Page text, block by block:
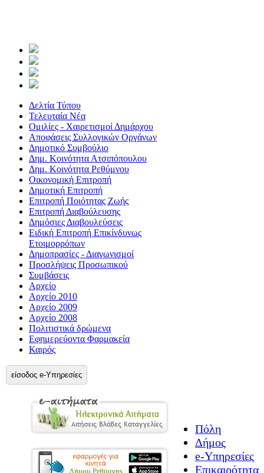
Δελτία Τύπου
Τελευταία Νέα
Ομιλίες - Χαιρετισμοί Δημάρχου
Αποφάσεις Συλλογικών Οργάνων
Δημοτικό Συμβούλιο
Δημ. Κοινότητα Ατσιπόπουλου
Δημ. Κοινότητα Ρεθύμνου
Οικονομική Επιτροπή
Δημοτική Επιτροπή
Επιτροπή Ποιότητας Ζωής
Επιτροπή Διαβούλευσης
Δημόσιες Διαβουλεύσεις
Ειδική Επιτροπή Επικίνδυνως
Ετοιμορρόπων
Δημοπρασίες - Διαγωνισμοί
Προσλήψεις Προσωπικού
Συμβάσεις
Αρχείο
Αρχείο 2010
Αρχείο 2009
Αρχείο 2008
Πολιτιστικά δρώμενα
Εφημερεύοντα Φαρμακεία
Καιρός
είσοδος e-Υπηρεσίες
Πόλη
Δήμος
e-Υπηρεσίες
Επικαιρότητα